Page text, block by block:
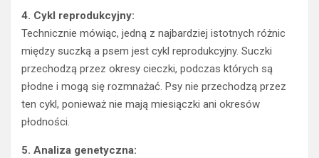
4. Cykl reprodukcyjny:
Technicznie mówiąc, jedną z najbardziej istotnych różnic
między suczką a psem jest cykl reprodukcyjny. Suczki
przechodzą przez okresy cieczki, podczas których są
płodne i mogą się rozmnażać. Psy nie przechodzą przez
ten cykl, ponieważ nie mają miesiączki ani okresów
płodności.
5. Analiza genetyczna: